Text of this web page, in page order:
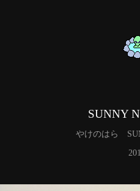
SUNNY
やけのはら